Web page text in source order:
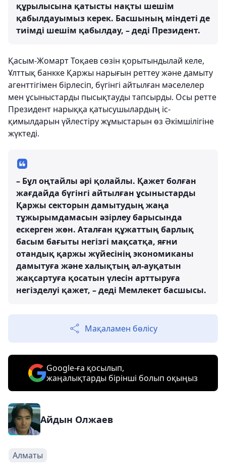
құрылысына қатысты нақты шешім
қабылдауымыз керек. Басшының міндеті де
тиімді шешім қабылдау, – деді Президент.
Қасым-Жомарт Тоқаев сөзін қорытындылай келе,
Ұлттық банкке Қаржы нарығын реттеу және дамыту
агенттігімен бірлесіп, бүгінгі айтылған мәселелер
мен ұсыныстарды пысықтауды тапсырды. Осы ретте
Президент нарыққа қатысушылардың іс-
қимылдарын үйлестіру жұмыстарын өз Әкімшілігіне
жүктеді.
– Бұл оңтайлы әрі қолайлы. Қажет болған
жағдайда бүгінгі айтылған ұсыныстарды
Қаржы секторын дамытудың жаңа
тұжырымдамасын әзірлеу барысында
ескерген жөн. Аталған құжаттың барлық
басым бағыты негізгі мақсатқа, яғни
отандық қаржы жүйесінің экономиканы
дамытуға және халықтың әл-ауқатын
жақсартуға қосатын үлесін арттыруға
негізделуі қажет, – деді Мемлекет басшысы.
Мақаламен бөлісу
Google-ға қосылып,
жаңалықтарды бірінші болып оқыңыз
Айдын Олжаев
Алматы